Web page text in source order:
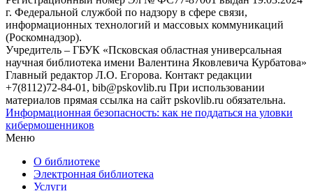
г. Федеральной службой по надзору в сфере связи,
информационных технологий и массовых коммуникаций
(Роскомнадзор).
Учредитель – ГБУК «Псковская областная универсальная
научная библиотека имени Валентина Яковлевича Курбатова»
Главный редактор Л.О. Егорова. Контакт редакции
+7(8112)72-84-01, bib@pskovlib.ru При использовании
материалов прямая ссылка на сайт pskovlib.ru обязательна.
Информационная безопасность: как не поддаться на уловки
кибермошенников
Меню
О библиотеке
Электронная библиотека
Услуги